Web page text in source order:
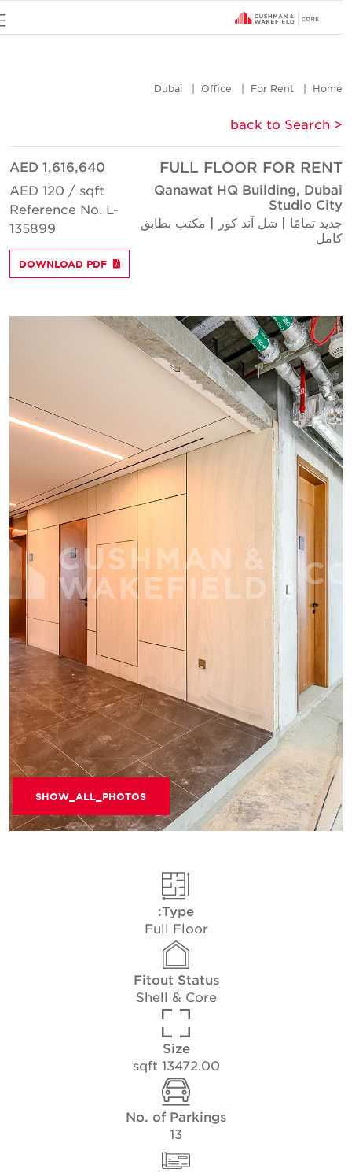
Home
For Rent
Office
Dubai
< back to Search
FULL FLOOR FOR RENT
Qanawat HQ Building, Dubai
Studio City
جديد تمامًا | شل آند كور | مكتب بطابق
كامل
AED 1,616,640
AED 120 / sqft
Reference No. L-
135899
DOWNLOAD PDF
SHOW_ALL_PHOTOS
Type:
Full Floor
Fitout Status
Shell & Core
Size
13472.00 sqft
No. of Parkings
13